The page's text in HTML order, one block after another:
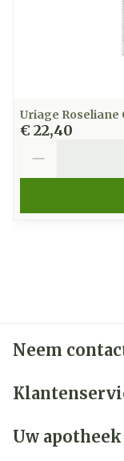
Uriage Roseliane
€ 22,40
Neem
Uw apotheek